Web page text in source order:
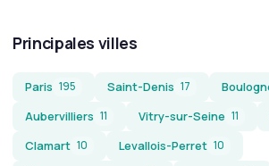
Principales villes
Paris 195 Saint-Denis 17
Aubervilliers 11 Vitry-sur-Seine 11
Clamart 10 Levallois-Perret 10